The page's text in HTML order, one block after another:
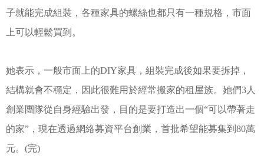
子就能完成組裝，各種家具的螺絲也都只有一種規格，市面
上可以輕鬆買到。
她表示，一般市面上的DIY家具，組裝完成後如果要拆掉，
結構就會不穩定，因此很難用於經常搬家的租屋族。她們3人
創業團隊從自身經驗出發，目的是要打造出一個“可以帶著走
的家”，現在透過網絡募資平台創業，首批希望能募集到80萬
元。(完)